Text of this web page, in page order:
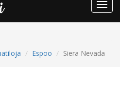
Espoo Siera Nevada